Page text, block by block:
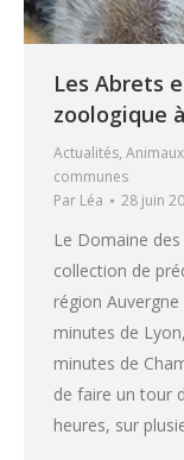
Les Abrets
zoologique
Actualités, Animaux
communes
Par Léa 28 juin
Le Domaine
collection de
région
minutes de
minutes de
de faire un tour
heures, sur